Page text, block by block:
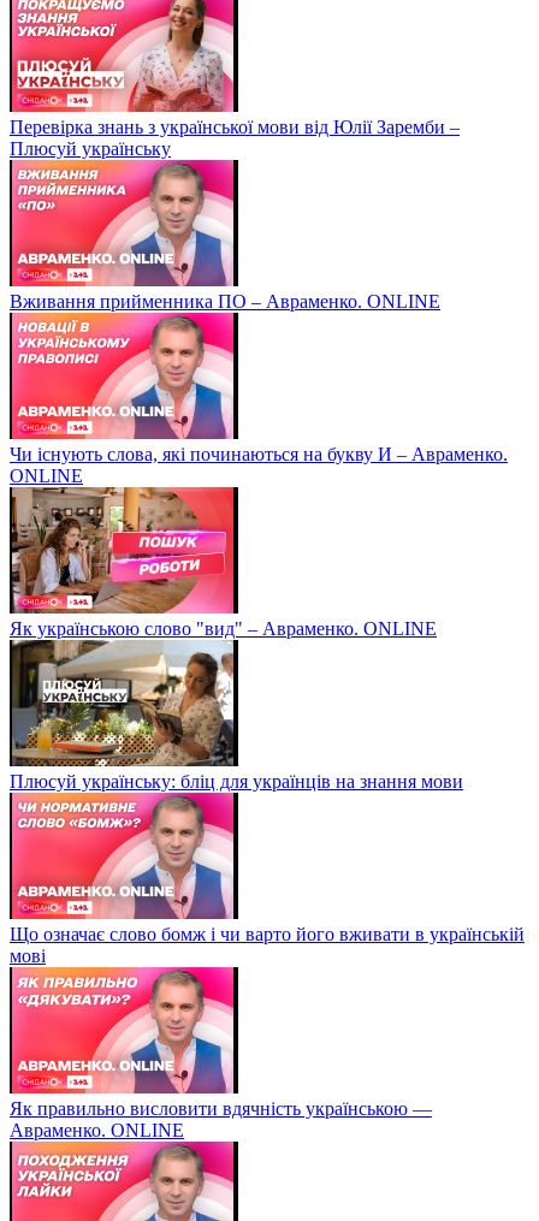
Перевірка знань з української мови від Юлії Заремби –
Плюсуй українську
Вживання прийменника ПО – Авраменко. ONLINE
Чи існують слова, які починаються на букву И – Авраменко.
ONLINE
Як українською слово "вид" – Авраменко. ONLINE
Плюсуй українську: бліц для українців на знання мови
Що означає слово бомж і чи варто його вживати в українській
мові
Як правильно висловити вдячність українською —
Авраменко. ONLINE